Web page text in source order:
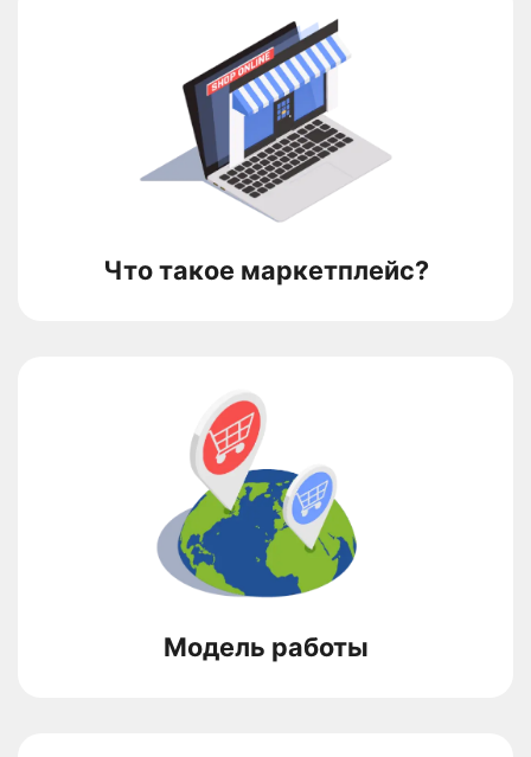
Что такое маркетплейс?
Модель работы